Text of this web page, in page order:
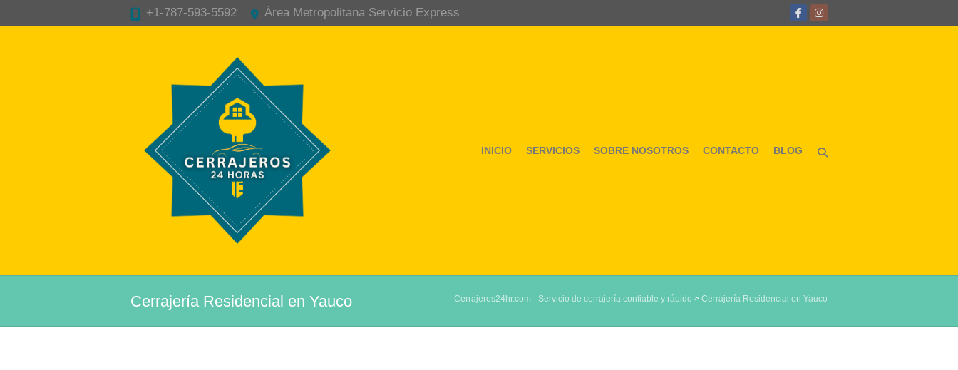
+1-787-593-5592 Área Metropolitana Servicio Express
INICIO SERVICIOS SOBRE NOSOTROS CONTACTO BLOG
Cerrajeros24hr.com - Servicio de cerrajería confiable y rápido > Cerrajería Residencial en Yauco
Cerrajería Residencial en Yauco